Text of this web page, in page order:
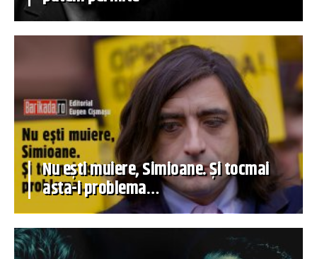
Nu ești muiere, Simioane. Și tocmai
asta-i problema…